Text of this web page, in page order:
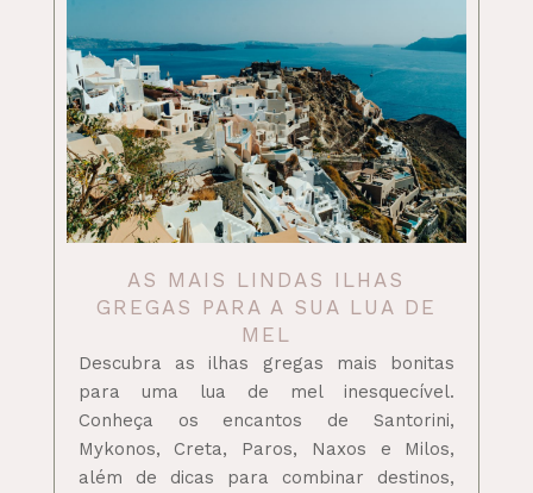
AS MAIS LINDAS ILHAS
GREGAS PARA A SUA LUA DE
MEL
Descubra as ilhas gregas mais bonitas
para uma lua de mel inesquecível.
Conheça os encantos de Santorini,
Mykonos, Creta, Paros, Naxos e Milos,
além de dicas para combinar destinos,